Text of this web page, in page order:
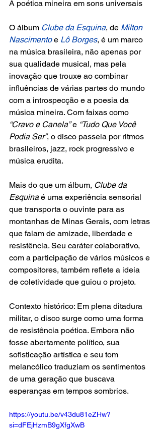
A poética mineira em sons universais
O álbum Clube da Esquina, de Milton
Nascimento e Lô Borges, é um marco
na música brasileira, não apenas por
sua qualidade musical, mas pela
inovação que trouxe ao combinar
influências de várias partes do mundo
com a introspecção e a poesia da
música mineira. Com faixas como
“Cravo e Canela” e “Tudo Que Você
Podia Ser”, o disco passeia por ritmos
brasileiros, jazz, rock progressivo e
música erudita.
Mais do que um álbum, Clube da
Esquina é uma experiência sensorial
que transporta o ouvinte para as
montanhas de Minas Gerais, com letras
que falam de amizade, liberdade e
resistência. Seu caráter colaborativo,
com a participação de vários músicos e
compositores, também reflete a ideia
de coletividade que guiou o projeto.
Contexto histórico: Em plena ditadura
militar, o disco surge como uma forma
de resistência poética. Embora não
fosse abertamente político, sua
sofisticação artística e seu tom
melancólico traduziam os sentimentos
de uma geração que buscava
esperanças em tempos sombrios.
https://youtu.be/v43du81eZHw?
si=dFEjHzmB9gXfgXwB